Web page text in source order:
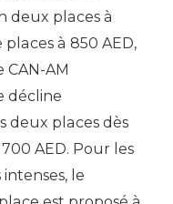
deux places à
à 850 AED,
AM
décline
deux places dès
AED. Pour les
le